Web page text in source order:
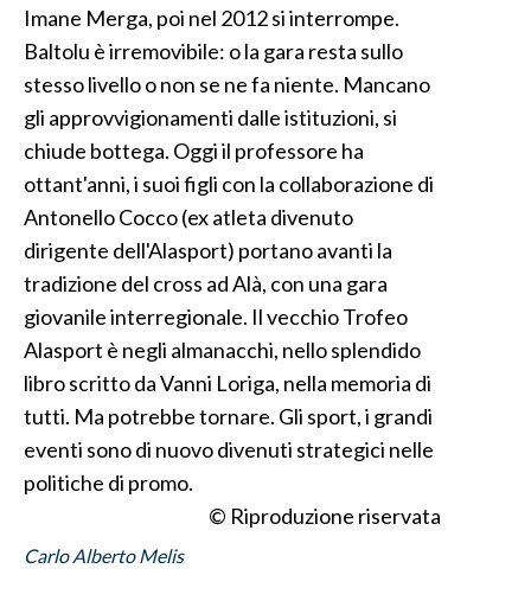
Imane Merga, poi nel 2012 si interrompe.
Baltolu è irremovibile: o la gara resta sullo
stesso livello o non se ne fa niente. Mancano
gli approvvigionamenti dalle istituzioni, si
chiude bottega. Oggi il professore ha
ottant'anni, i suoi figli con la collaborazione di
Antonello Cocco (ex atleta divenuto
dirigente dell'Alasport) portano avanti la
tradizione del cross ad Alà, con una gara
giovanile interregionale. Il vecchio Trofeo
Alasport è negli almanacchi, nello splendido
libro scritto da Vanni Loriga, nella memoria di
tutti. Ma potrebbe tornare. Gli sport, i grandi
eventi sono di nuovo divenuti strategici nelle
politiche di promo.
© Riproduzione riservata
Carlo Alberto Melis